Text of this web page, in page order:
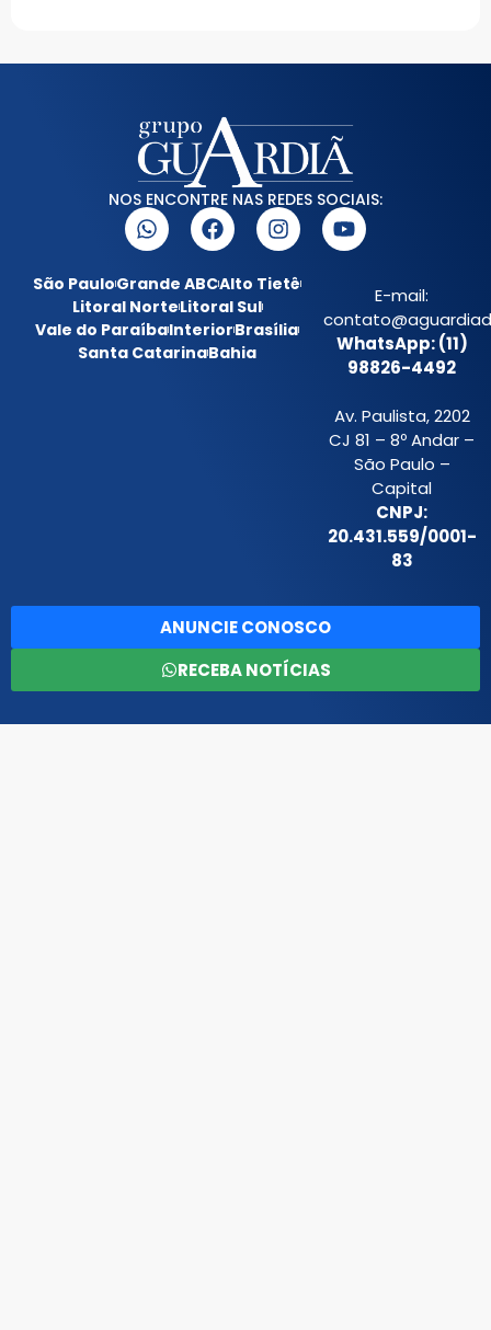
NOS ENCONTRE NAS REDES SOCIAIS:
São PauloGrande ABCAlto Tietê
Litoral NorteLitoral Sul
Vale do ParaíbaInteriorBrasília
Santa CatarinaBahia
E-mail:
WhatsApp: (11)
98826-4492
Av. Paulista, 2202
CJ 81 – 8º Andar –
São Paulo –
Capital
CNPJ:
20.431.559/0001-
83
ANUNCIE CONOSCO
RECEBA NOTÍCIAS